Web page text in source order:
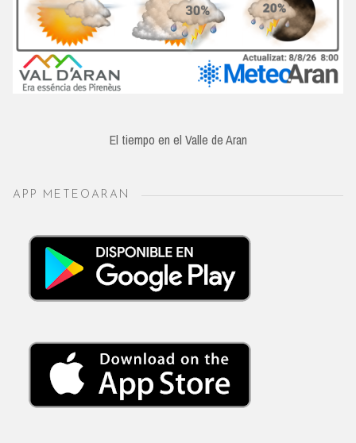
El tiempo en el Valle de Aran
APP METEOARAN